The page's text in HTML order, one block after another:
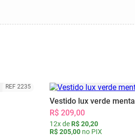
REF 2235
Vestido lux verde menta
R$ 209,00
12x de R$ 20,20
R$ 205,00no PIX